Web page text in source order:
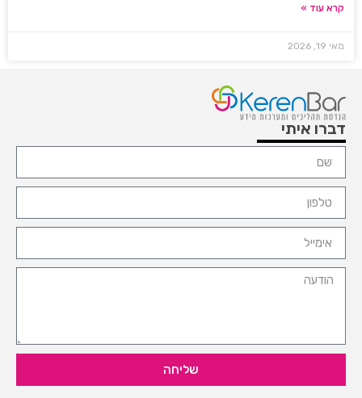
קרא עוד »
מאי 19, 2026
דברו איתי
שליחה